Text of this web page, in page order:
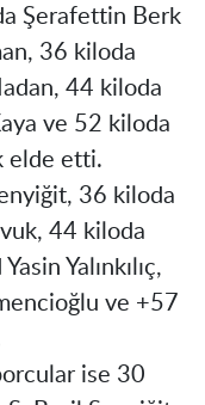
Şerafettin Berk
36 kiloda
44 kiloda
ve 52 kiloda
elde etti.
36 kiloda
44 kiloda
Yalınkılıç,
ve +57
ise 30